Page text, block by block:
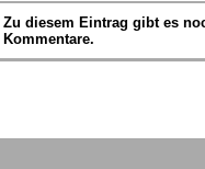
Zu diesem Eintrag gibt es
Kommentare.